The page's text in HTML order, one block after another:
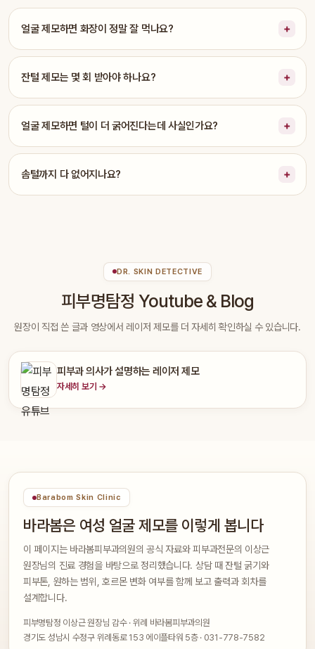
얼굴 제모하면 화장이 정말 잘 먹나요?
잔털 제모는 몇 회 받아야 하나요?
얼굴 제모하면 털이 더 굵어진다는데 사실인가요?
솜털까지 다 없어지나요?
DR. SKIN DETECTIVE
피부명탐정 Youtube & Blog
원장이 직접 쓴 글과 영상에서 레이저 제모를 더 자세히 확인하실 수 있습니다.
피부과 의사가 설명하는 레이저 제모
자세히 보기 →
Barabom Skin Clinic
바라봄은 여성 얼굴 제모를 이렇게 봅니다
이 페이지는 바라봄피부과의원의 공식 자료와 피부과전문의 이상근
원장님의 진료 경험을 바탕으로 정리했습니다. 상담 때 잔털 굵기와
피부톤, 원하는 범위, 호르몬 변화 여부를 함께 보고 출력과 회차를
설계합니다.
피부명탐정 이상근 원장님 감수 · 위례 바라봄피부과의원
경기도 성남시 수정구 위례동로 153 에이플타워 5층 · 031-778-7582